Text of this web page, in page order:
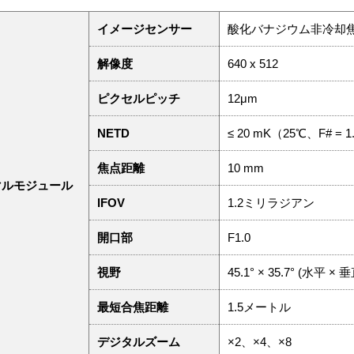
モジュール
イメージセンサー 酸化バナジウム非冷却
解像度 640 x 512
ピクセルピッチ 12μm
NETD ≤ 20 mK（25℃、F# =
焦点距離 10 mm
IFOV 1.2ミリラジアン
開口部 F1.0
視野 45.1° × 35.7° (水平 × 垂
最短合焦距離 1.5メートル
デジタルズーム ×2、×4、×8